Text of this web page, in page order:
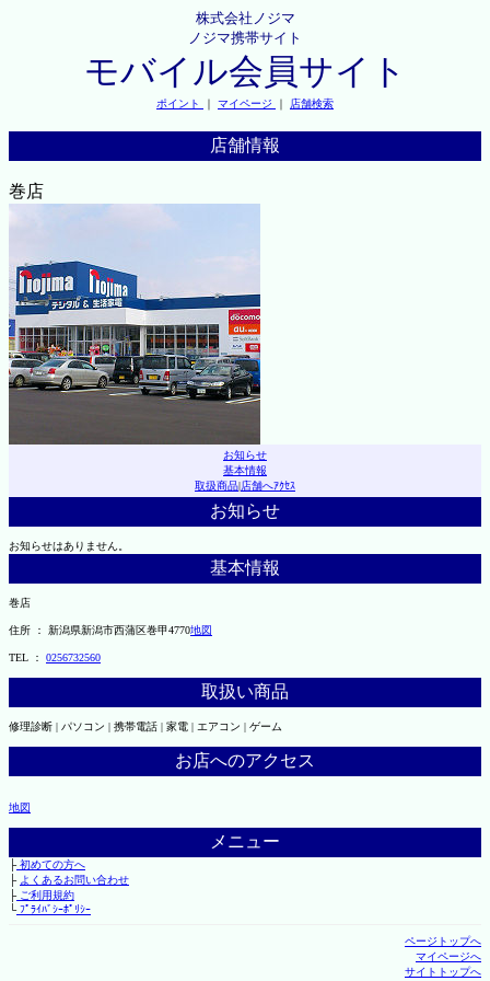
株式会社ノジマ
ノジマ携帯サイト
モバイル会員サイト
ポイント ｜ マイページ ｜ 店舗検索
店舗情報
巻店
お知らせ
基本情報
取扱商品|店舗へｱｸｾｽ
お知らせ
お知らせはありません。
基本情報
巻店
住所 ： 新潟県新潟市西蒲区巻甲4770地図
TEL ： 0256732560
取扱い商品
修理診断 | パソコン | 携帯電話 | 家電 | エアコン | ゲーム
お店へのアクセス
地図
メニュー
├初めての方へ
├ よくあるお問い合わせ
├ご利用規約
└ﾌﾟﾗｲﾊﾞｼｰﾎﾟﾘｼｰ
ページトップへ
マイページへ
サイトトップへ